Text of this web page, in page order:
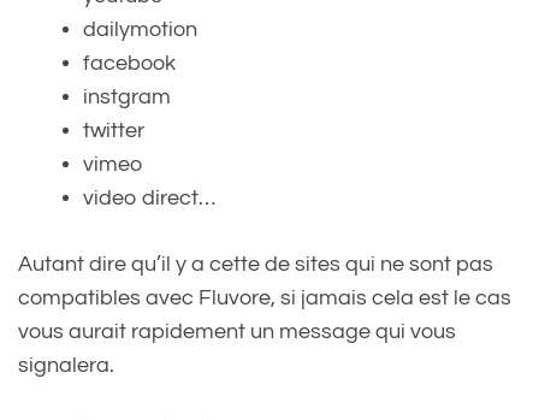
dailymotion
facebook
instgram
twitter
vimeo
video direct…
Autant dire qu’il y a cette de sites qui ne sont pas
compatibles avec Fluvore, si jamais cela est le cas
vous aurait rapidement un message qui vous
signalera.